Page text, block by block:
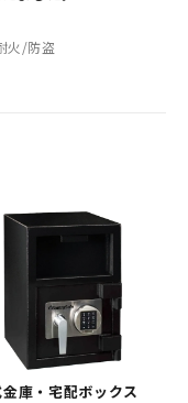
火/防盗
庫・宅配ボックス